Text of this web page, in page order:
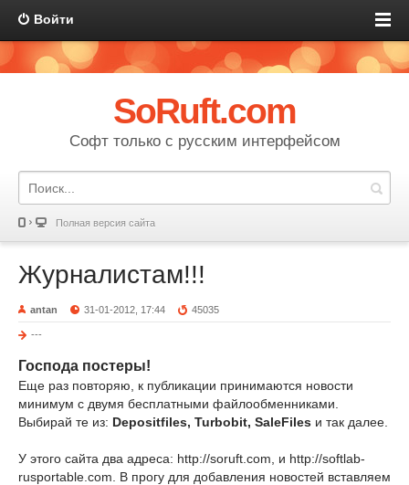
Войти
SoRuft.com
Софт только с русским интерфейсом
Полная версия сайта
Журналистам!!!
antan 31-01-2012, 17:44 45035
---
Господа постеры!
Еще раз повторяю, к публикации принимаются новости
минимум с двумя бесплатными файлообменниками.
Выбирай те из: Depositfiles, Turbobit, SaleFiles и так далее.
У этого сайта два адреса: http://soruft.com, и http://softlab-
rusportable.com. В прогу для добавления новостей вставляем